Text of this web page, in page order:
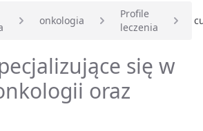
onkologia
Profile
leczenia
się w
oraz